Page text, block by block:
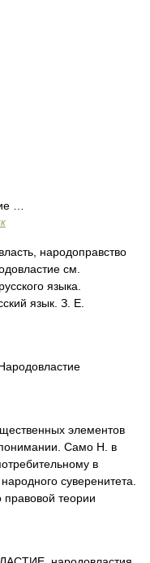
…
народоправство
см.
языка.
язык. З. Е.
элементов
Само Н. в
в
суверенитета.
правовой теории